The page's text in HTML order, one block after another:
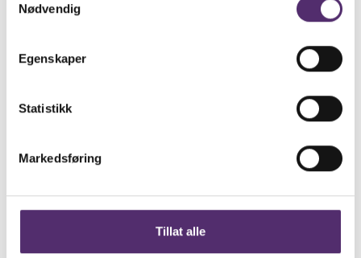
Nødvendig
Egenskaper
Statistikk
Markedsføring
Tillat alle